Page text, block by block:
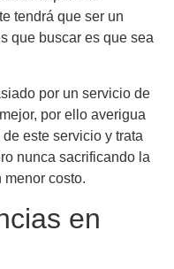
tendrá que ser un
que buscar es que sea
por un servicio de
por ello averigua
este servicio y trata
nunca sacrificando la
costo.
en